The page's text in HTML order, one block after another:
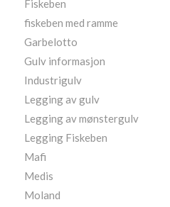
Fiskeben
fiskeben med ramme
Garbelotto
Gulv informasjon
Industrigulv
Legging av gulv
Legging av mønstergulv
Legging Fiskeben
Mafi
Medis
Moland